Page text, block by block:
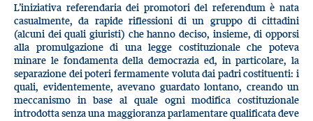
L’iniziativa referendaria dei promotori del referendum è nata
casualmente, da rapide riflessioni di un gruppo di cittadini
(alcuni dei quali giuristi) che hanno deciso, insieme, di opporsi
alla promulgazione di una legge costituzionale che poteva
minare le fondamenta della democrazia ed, in particolare, la
separazione dei poteri fermamente voluta dai padri costituenti: i
quali, evidentemente, avevano guardato lontano, creando un
meccanismo in base al quale ogni modifica costituzionale
introdotta senza una maggioranza parlamentare qualificata deve